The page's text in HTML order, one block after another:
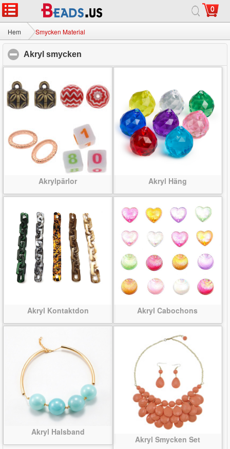
0
Hem Smycken Material
Akryl smycken
Akrylpärlor Akryl Häng
Akryl Kontaktdon Akryl Cabochons
Akryl Halsband
Akryl Smycken Set
Hem |Om | Kontakta oss
© 2026 Vintergatan smycken Ltd Alla rättigheter reserverade.